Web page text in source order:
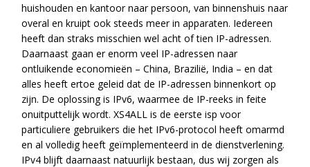
huishouden en kantoor naar persoon, van binnenshuis naar
overal en kruipt ook steeds meer in apparaten. Iedereen
heeft dan straks misschien wel acht of tien IP-adressen.
Daarnaast gaan er enorm veel IP-adressen naar
ontluikende economieën – China, Brazilië, India – en dat
alles heeft ertoe geleid dat de IP-adressen binnenkort op
zijn. De oplossing is IPv6, waarmee de IP-reeks in feite
onuitputtelijk wordt. XS4ALL is de eerste isp voor
particuliere gebruikers die het IPv6-protocol heeft omarmd
en al volledig heeft geïmplementeerd in de dienstverlening.
IPv4 blijft daarnaast natuurlijk bestaan, dus wij zorgen als